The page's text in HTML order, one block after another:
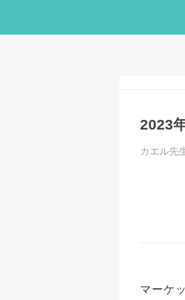
2023
カエル先
マーケ